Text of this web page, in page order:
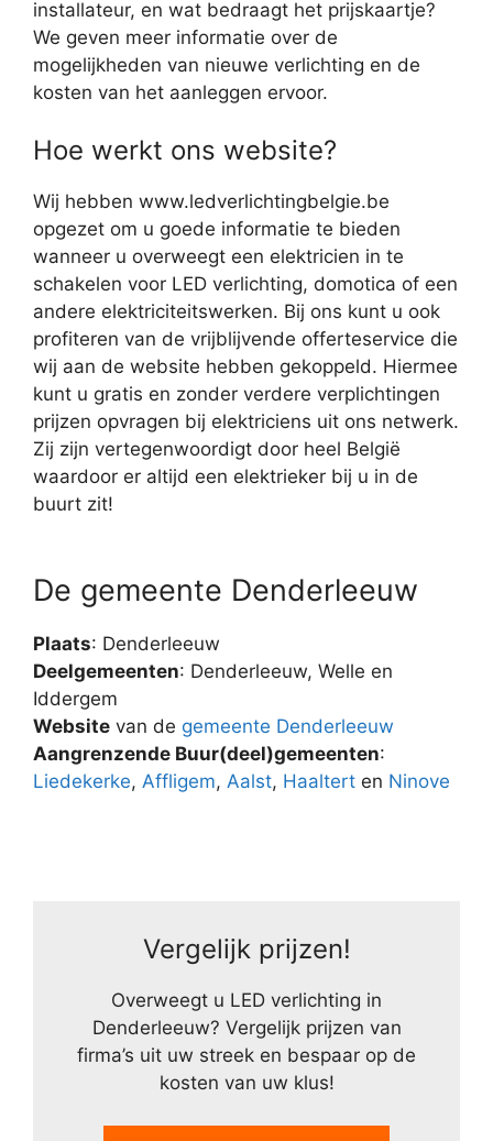
installateur, en wat bedraagt het prijskaartje?
We geven meer informatie over de
mogelijkheden van nieuwe verlichting en de
kosten van het aanleggen ervoor.
Hoe werkt ons website?
Wij hebben www.ledverlichtingbelgie.be
opgezet om u goede informatie te bieden
wanneer u overweegt een elektricien in te
schakelen voor LED verlichting, domotica of een
andere elektriciteitswerken. Bij ons kunt u ook
profiteren van de vrijblijvende offerteservice die
wij aan de website hebben gekoppeld. Hiermee
kunt u gratis en zonder verdere verplichtingen
prijzen opvragen bij elektriciens uit ons netwerk.
Zij zijn vertegenwoordigt door heel België
waardoor er altijd een elektrieker bij u in de
buurt zit!
De gemeente Denderleeuw
Plaats: Denderleeuw
Deelgemeenten: Denderleeuw, Welle en
Iddergem
Website van de gemeente Denderleeuw
Aangrenzende Buur(deel)gemeenten:
Liedekerke, Affligem, Aalst, Haaltert en Ninove
Vergelijk prijzen!
Overweegt u LED verlichting in
Denderleeuw? Vergelijk prijzen van
firma’s uit uw streek en bespaar op de
kosten van uw klus!